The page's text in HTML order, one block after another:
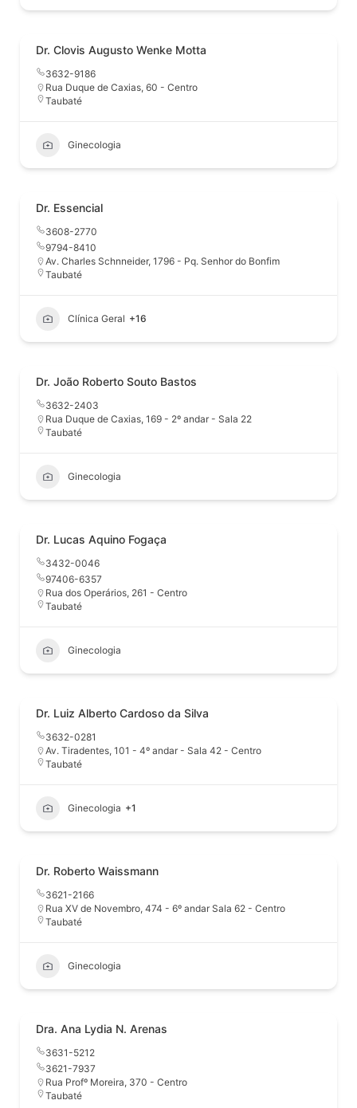
Dr. Clovis Augusto Wenke Motta
3632-9186
Rua Duque de Caxias, 60 - Centro
Taubaté
Ginecologia
Dr. Essencial
3608-2770
9794-8410
Av. Charles Schnneider, 1796 - Pq. Senhor do Bonfim
Taubaté
Clínica Geral +16
Dr. João Roberto Souto Bastos
3632-2403
Rua Duque de Caxias, 169 - 2º andar - Sala 22
Taubaté
Ginecologia
Dr. Lucas Aquino Fogaça
3432-0046
97406-6357
Rua dos Operários, 261 - Centro
Taubaté
Ginecologia
Dr. Luiz Alberto Cardoso da Silva
3632-0281
Av. Tiradentes, 101 - 4º andar - Sala 42 - Centro
Taubaté
Ginecologia +1
Dr. Roberto Waissmann
3621-2166
Rua XV de Novembro, 474 - 6º andar Sala 62 - Centro
Taubaté
Ginecologia
Dra. Ana Lydia N. Arenas
3631-5212
3621-7937
Rua Profº Moreira, 370 - Centro
Taubaté